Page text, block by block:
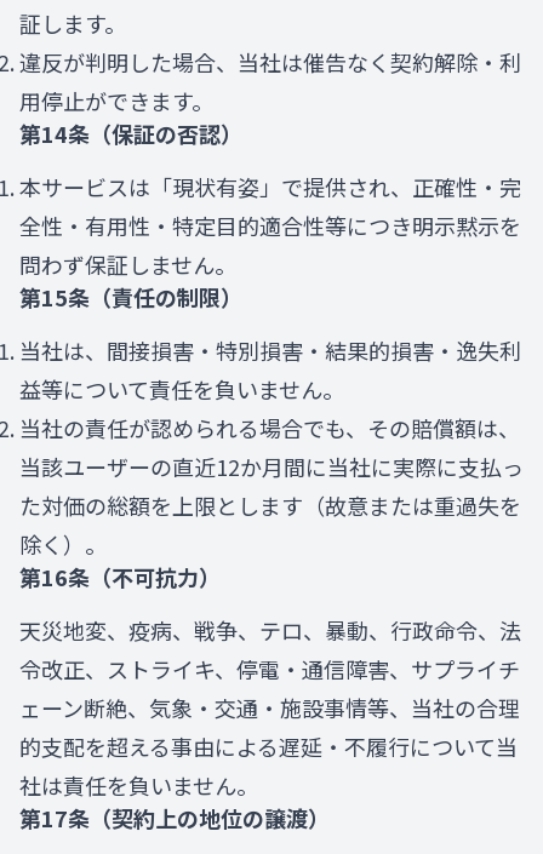
証します。
違反が判明した場合、当社は催告なく契約解除・利
用停止ができます。
第14条（保証の否認）
本サービスは「現状有姿」で提供され、正確性・完
全性・有用性・特定目的適合性等につき明示黙示を
問わず保証しません。
第15条（責任の制限）
当社は、間接損害・特別損害・結果的損害・逸失利
益等について責任を負いません。
当社の責任が認められる場合でも、その賠償額は、
当該ユーザーの直近12か月間に当社に実際に支払っ
た対価の総額を上限とします（故意または重過失を
除く）。
第16条（不可抗力）
天災地変、疫病、戦争、テロ、暴動、行政命令、法
令改正、ストライキ、停電・通信障害、サプライチ
ェーン断絶、気象・交通・施設事情等、当社の合理
的支配を超える事由による遅延・不履行について当
社は責任を負いません。
第17条（契約上の地位の譲渡）